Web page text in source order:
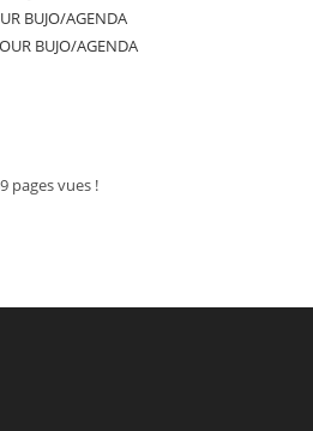
BUJO/AGENDA
BUJO/AGENDA
pages vues !